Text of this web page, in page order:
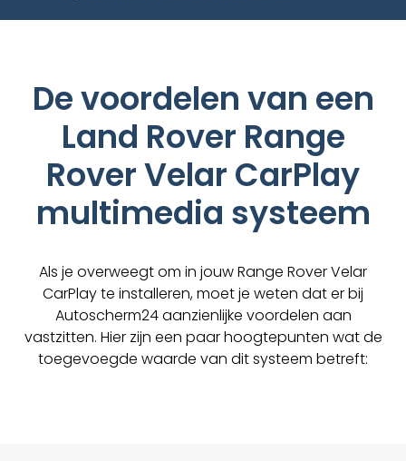
De voordelen van een
Land Rover Range
Rover Velar CarPlay
multimedia systeem
Als je overweegt om in jouw Range Rover Velar
CarPlay te installeren, moet je weten dat er bij
Autoscherm24 aanzienlijke voordelen aan
vastzitten. Hier zijn een paar hoogtepunten wat de
toegevoegde waarde van dit systeem betreft: